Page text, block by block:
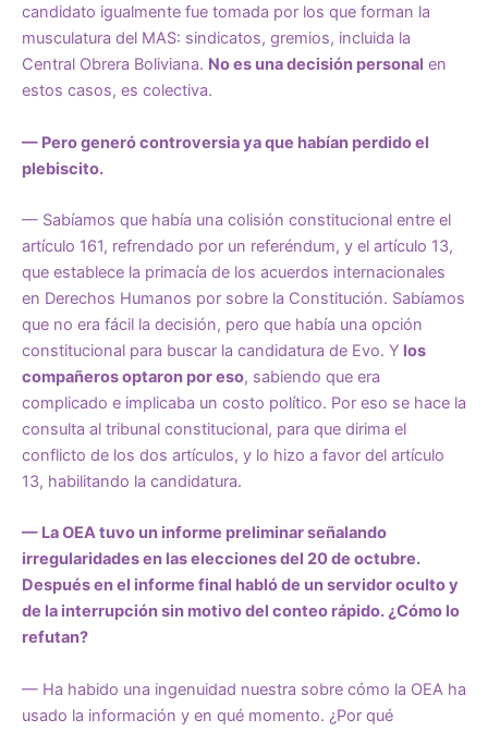
candidato igualmente fue tomada por los que forman la
musculatura del MAS: sindicatos, gremios, incluida la
Central Obrera Boliviana. No es una decisión personal en
estos casos, es colectiva.
— Pero generó controversia ya que habían perdido el
plebiscito.
— Sabíamos que había una colisión constitucional entre el
artículo 161, refrendado por un referéndum, y el artículo 13,
que establece la primacía de los acuerdos internacionales
en Derechos Humanos por sobre la Constitución. Sabíamos
que no era fácil la decisión, pero que había una opción
constitucional para buscar la candidatura de Evo. Y los
compañeros optaron por eso, sabiendo que era
complicado e implicaba un costo político. Por eso se hace la
consulta al tribunal constitucional, para que dirima el
conflicto de los dos artículos, y lo hizo a favor del artículo
13, habilitando la candidatura.
— La OEA tuvo un informe preliminar señalando
irregularidades en las elecciones del 20 de octubre.
Después en el informe final habló de un servidor oculto y
de la interrupción sin motivo del conteo rápido. ¿Cómo lo
refutan?
— Ha habido una ingenuidad nuestra sobre cómo la OEA ha
usado la información y en qué momento. ¿Por qué